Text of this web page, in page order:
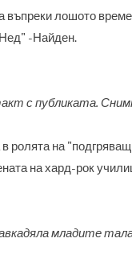
въпреки лошото
-Найден.
с публиката.
ролята на
на хард-рок
младите